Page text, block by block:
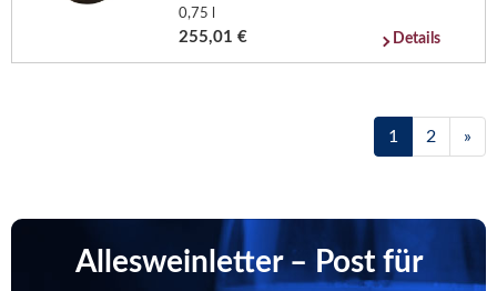
0,75 l
255,01 € Details
1 2 »
Allesweinletter – Post für